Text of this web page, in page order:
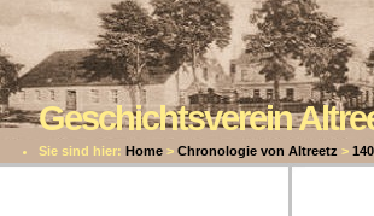
Geschichtsverein
Sie sind hier: Home > Chronologie von Altreetz >